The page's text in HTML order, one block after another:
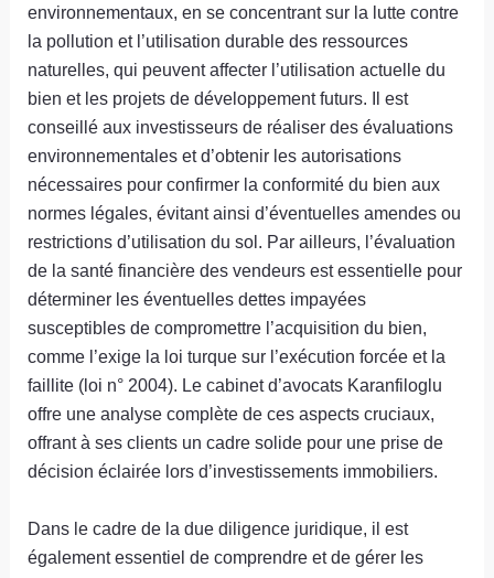
environnementaux, en se concentrant sur la lutte contre
la pollution et l’utilisation durable des ressources
naturelles, qui peuvent affecter l’utilisation actuelle du
bien et les projets de développement futurs. Il est
conseillé aux investisseurs de réaliser des évaluations
environnementales et d’obtenir les autorisations
nécessaires pour confirmer la conformité du bien aux
normes légales, évitant ainsi d’éventuelles amendes ou
restrictions d’utilisation du sol. Par ailleurs, l’évaluation
de la santé financière des vendeurs est essentielle pour
déterminer les éventuelles dettes impayées
susceptibles de compromettre l’acquisition du bien,
comme l’exige la loi turque sur l’exécution forcée et la
faillite (loi n° 2004). Le cabinet d’avocats Karanfiloglu
offre une analyse complète de ces aspects cruciaux,
offrant à ses clients un cadre solide pour une prise de
décision éclairée lors d’investissements immobiliers.
Dans le cadre de la due diligence juridique, il est
également essentiel de comprendre et de gérer les